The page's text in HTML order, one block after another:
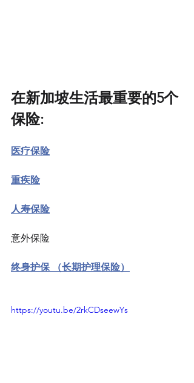
在新加坡生活最重要的5个
保险:
医疗保险
重疾险
人寿保险
意外保险
终身护保 （长期护理保险）
https://youtu.be/2rkCDseewYs